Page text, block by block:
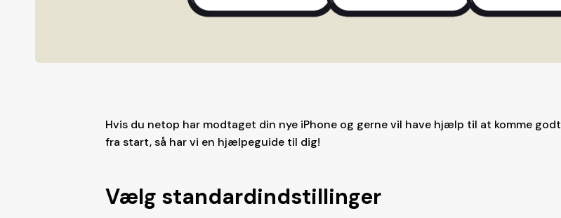
Hvis du netop har modtaget din nye iPhone og gerne vil have hjælp til at komme godt
fra start, så har vi en hjælpeguide til dig!
Vælg standardindstillinger